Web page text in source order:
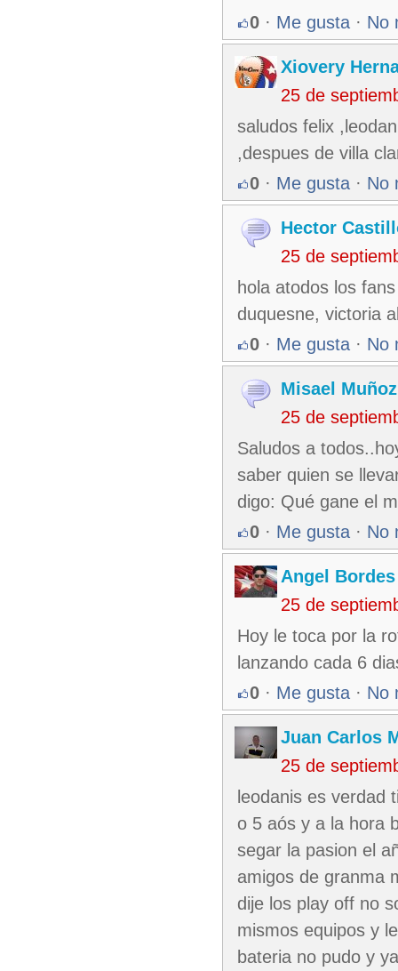
0 · Me gusta · No
Xiovery
25 de
saludos felix
,despues de villa
0 · Me gusta · No
Hector
25 de
hola atodos los
duquesne, victoria
0 · Me gusta · No
Misael Muñoz
25 de
Saludos a
saber quien se
digo: Qué gane el
0 · Me gusta · No
Angel Bordes
25 de
Hoy le toca por la
lanzando cada 6
0 · Me gusta · No
Juan Carlos
25 de
leodanis es verdad
o 5 aós y a la hora
segar la pasion el
amigos de granma
dije los play off no
mismos equipos y
bateria no pudo y